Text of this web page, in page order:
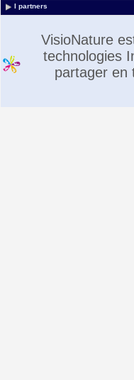
I partners
VisioNature
technologies
partager en